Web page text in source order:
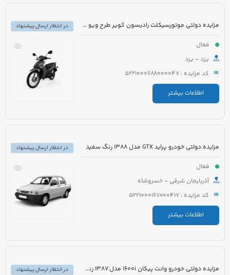
مزایده دولتی موتورسیکلت رادیسون کویر طرح ویو مدل 1395 رنگ سفید
فعال
یزد - یزد
کد مزایده : 5221000688000047
اطلاعات بیشتر
در انتظار ارسال پیشنهاد
مزایده دولتی خودرو پراید GTX مدل 1388 رنگ سفید
فعال
آذربایجان شرقی - خسروشاه
کد مزایده : 5221000167000417
اطلاعات بیشتر
در انتظار ارسال پیشنهاد
مزایده دولتی خودرو وانت پیکان 1600i مدل 1387 رنگ سفید
در انتظار ارسال پیشنهاد